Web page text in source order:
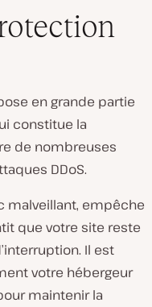
en grande partie
constitue la
de nombreuses
DDoS.
malveillant, empêche
que votre site reste
Il est
votre hébergeur
maintenir la